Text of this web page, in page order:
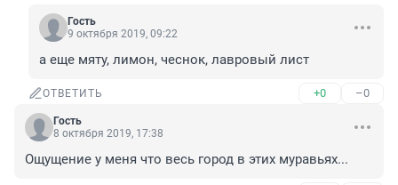
Гость
9 октября 2019, 09:22
а еще мяту, лимон, чеснок, лавровый лист
ОТВЕТИТЬ +0 –0
Гость
8 октября 2019, 17:38
Ощущение у меня что весь город в этих муравьях...